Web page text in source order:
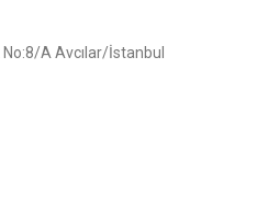
A Avcılar/İstanbul